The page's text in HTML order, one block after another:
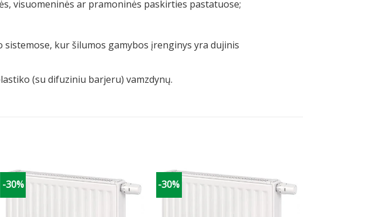
visuomeninės ar pramoninės paskirties pastatuose;
kur šilumos gamybos įrenginys yra dujinis
(su difuziniu barjeru) vamzdynų.
-30% -30%